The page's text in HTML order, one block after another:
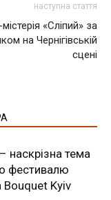
наступна стаття
«Сліпий» за
на Чернігівській
сцені
наскрізна тема
фестивалю
Bouquet Kyiv